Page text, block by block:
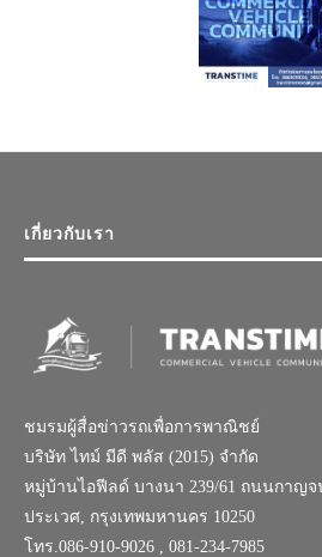
เกี่ยวกับเรา
ชมรมผู้สื่อข่าวรถเพื่อการพาณิชย์
บริษัท ไทม์ มีดี พลัส (2015) จำกัด
หมู่บ้านไอฟีลด์ บางนา 239/61 ถนนกาญจ
ประเวศ, กรุงเทพมหานคร 10250
โทร.086-910-9026 , 081-234-7985